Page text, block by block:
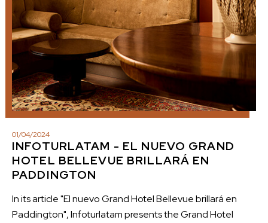
01/04/2024
INFOTURLATAM - EL NUEVO GRAND
HOTEL BELLEVUE BRILLARÁ EN
PADDINGTON
In its article "El nuevo Grand Hotel Bellevue brillará en
Paddington", Infoturlatam presents the Grand Hotel